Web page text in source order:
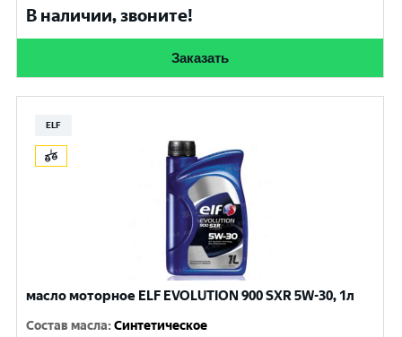
В наличии, звоните!
Заказать
ELF
масло моторное ELF EVOLUTION 900 SXR 5W-30, 1л
Состав масла:Синтетическое